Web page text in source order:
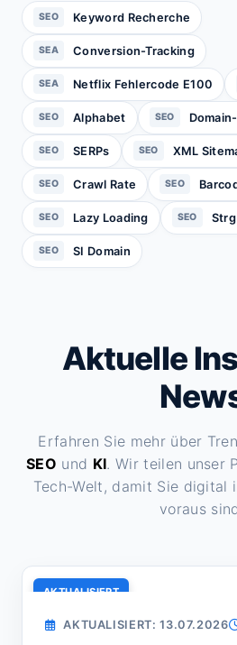
SEO Keyword Recherche
SEA Conversion-Tracking
SEA Netflix Fehlercode E100
SEO Alphabet SEO
SEO SERPs SEO XML
SEO Crawl Rate SEO
SEO Lazy Loading SEO Strg
SEO SI Domain
Aktuelle
Erfahren Sie mehr über
SEO und KI. Wir teilen unser
Tech-Welt, damit Sie digital
voraus
AKTUALISIERT
AKTUALISIERT: 13.07.2026